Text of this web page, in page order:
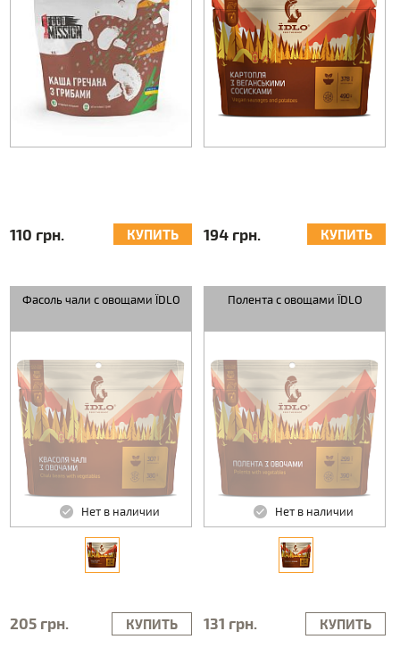
110 грн. КУПИТЬ 194 грн. КУПИТЬ
Фасоль чали с овощами ЇDLO
Нет в наличии
205 грн. КУПИТЬ
Полента с овощами ЇDLO
Нет в наличии
131 грн. КУПИТЬ